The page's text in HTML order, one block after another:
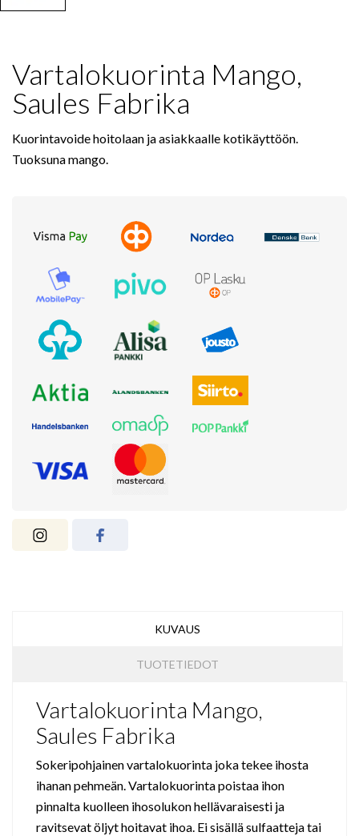
Vartalokuorinta Mango,
Saules Fabrika
Kuorintavoide hoitolaan ja asiakkaalle kotikäyttöön.
Tuoksuna mango.
KUVAUS
TUOTETIEDOT
Vartalokuorinta Mango,
Saules Fabrika
Sokeripohjainen vartalokuorinta joka tekee ihosta
ihanan pehmeän. Vartalokuorinta poistaa ihon
pinnalta kuolleen ihosolukon hellävaraisesti ja
ravitsevat öljyt hoitavat ihoa. Ei sisällä sulfaatteja tai